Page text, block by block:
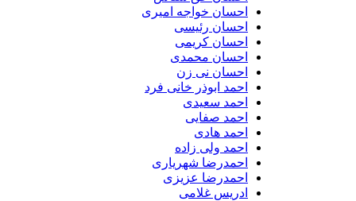
احسان خواجه امیری
احسان رئیسی
احسان کریمی
احسان محمدی
احسان نی زن
احمد ابوذر خانی فرد
احمد سعیدی
احمد صفایی
احمد هادی
احمد ولی زاده
احمدرضا شهریاری
احمدرضا عزیزی
ادریس غلامی